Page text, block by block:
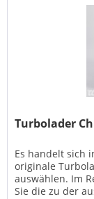
Turbolader
Es handelt sich
originale
auswählen. Im
Sie die zu der